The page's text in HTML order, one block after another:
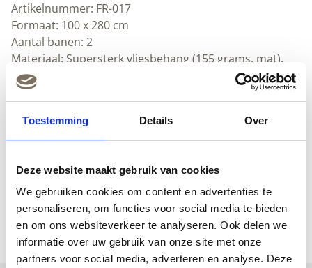
Toestemming Details Over
Deze website maakt gebruik van cookies
We gebruiken cookies om content en advertenties te
personaliseren, om functies voor social media te bieden
en om ons websiteverkeer te analyseren. Ook delen we
informatie over uw gebruik van onze site met onze
partners voor social media, adverteren en analyse. Deze
Artikelnummer: FR-017
Formaat: 100 x 280 cm
Aantal banen: 2
Materiaal: Supersterk vliesbehang (155 grams, mat).
Heel makkelijk zelf aan te brengen.
Lijmadvies: Perfax Ready & Roll voor vliesbehang
Herhaalbaar
Afwasbaar: x
Downloads
(Nederlands) (pdf)
(Engels) (pdf)